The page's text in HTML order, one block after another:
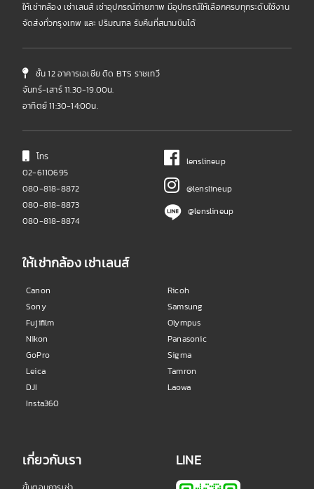
ให้เช่ากล้อง เช่าเลนส์ เช่าอุปกรณ์ถ่ายภาพ มีอุปกรณ์ให้เลือกครบทุกระดับใช้งาน
จัดส่งทั่วกรุงเทพ และ ปริมณฑล รับคืนที่สนามบินได้
ชั้น 12 อาคารเอเชีย ติด BTS ราชเทวี
จันทร์-เสาร์ 11.30-19.00น.
อาทิตย์ 11:30-14:00น.
โทร
02-6110695
080-818-8872
080-818-8873
080-818-8874
lenslineup
@lenslineup
@lenslineup
ให้เช่ากล้อง เช่าเลนส์
Canon
Sony
Fujifilm
Nikon
GoPro
Leica
DJI
Insta360
Ricoh
Samsung
Olympus
Panasonic
Sigma
Tamron
Laowa
เกี่ยวกับเรา LINE